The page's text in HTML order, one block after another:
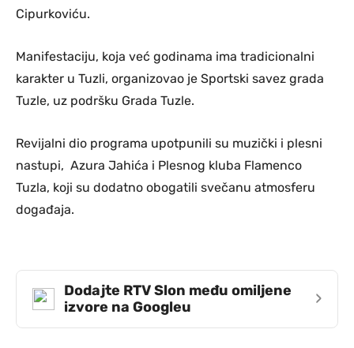
Cipurkoviću.
Manifestaciju, koja već godinama ima tradicionalni
karakter u Tuzli, organizovao je Sportski savez grada
Tuzle, uz podršku Grada Tuzle.
Revijalni dio programa upotpunili su muzički i plesni
nastupi, Azura Jahića i Plesnog kluba Flamenco
Tuzla, koji su dodatno obogatili svečanu atmosferu
događaja.
Dodajte RTV Slon među omiljene
izvore na Googleu
›